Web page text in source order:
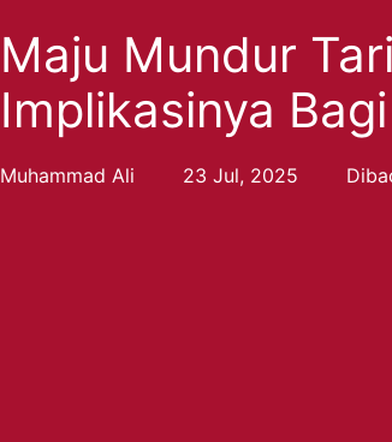
Maju Mundur
Implikasinya
Muhammad Ali 23 Jul, 2025